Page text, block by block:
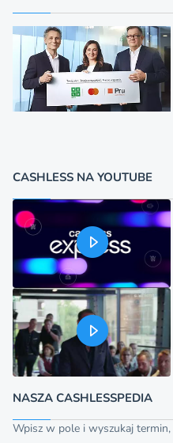
CASHLESS NA YOUTUBE
NASZA CASHLESSPEDIA
Wpisz w pole i wyszukaj